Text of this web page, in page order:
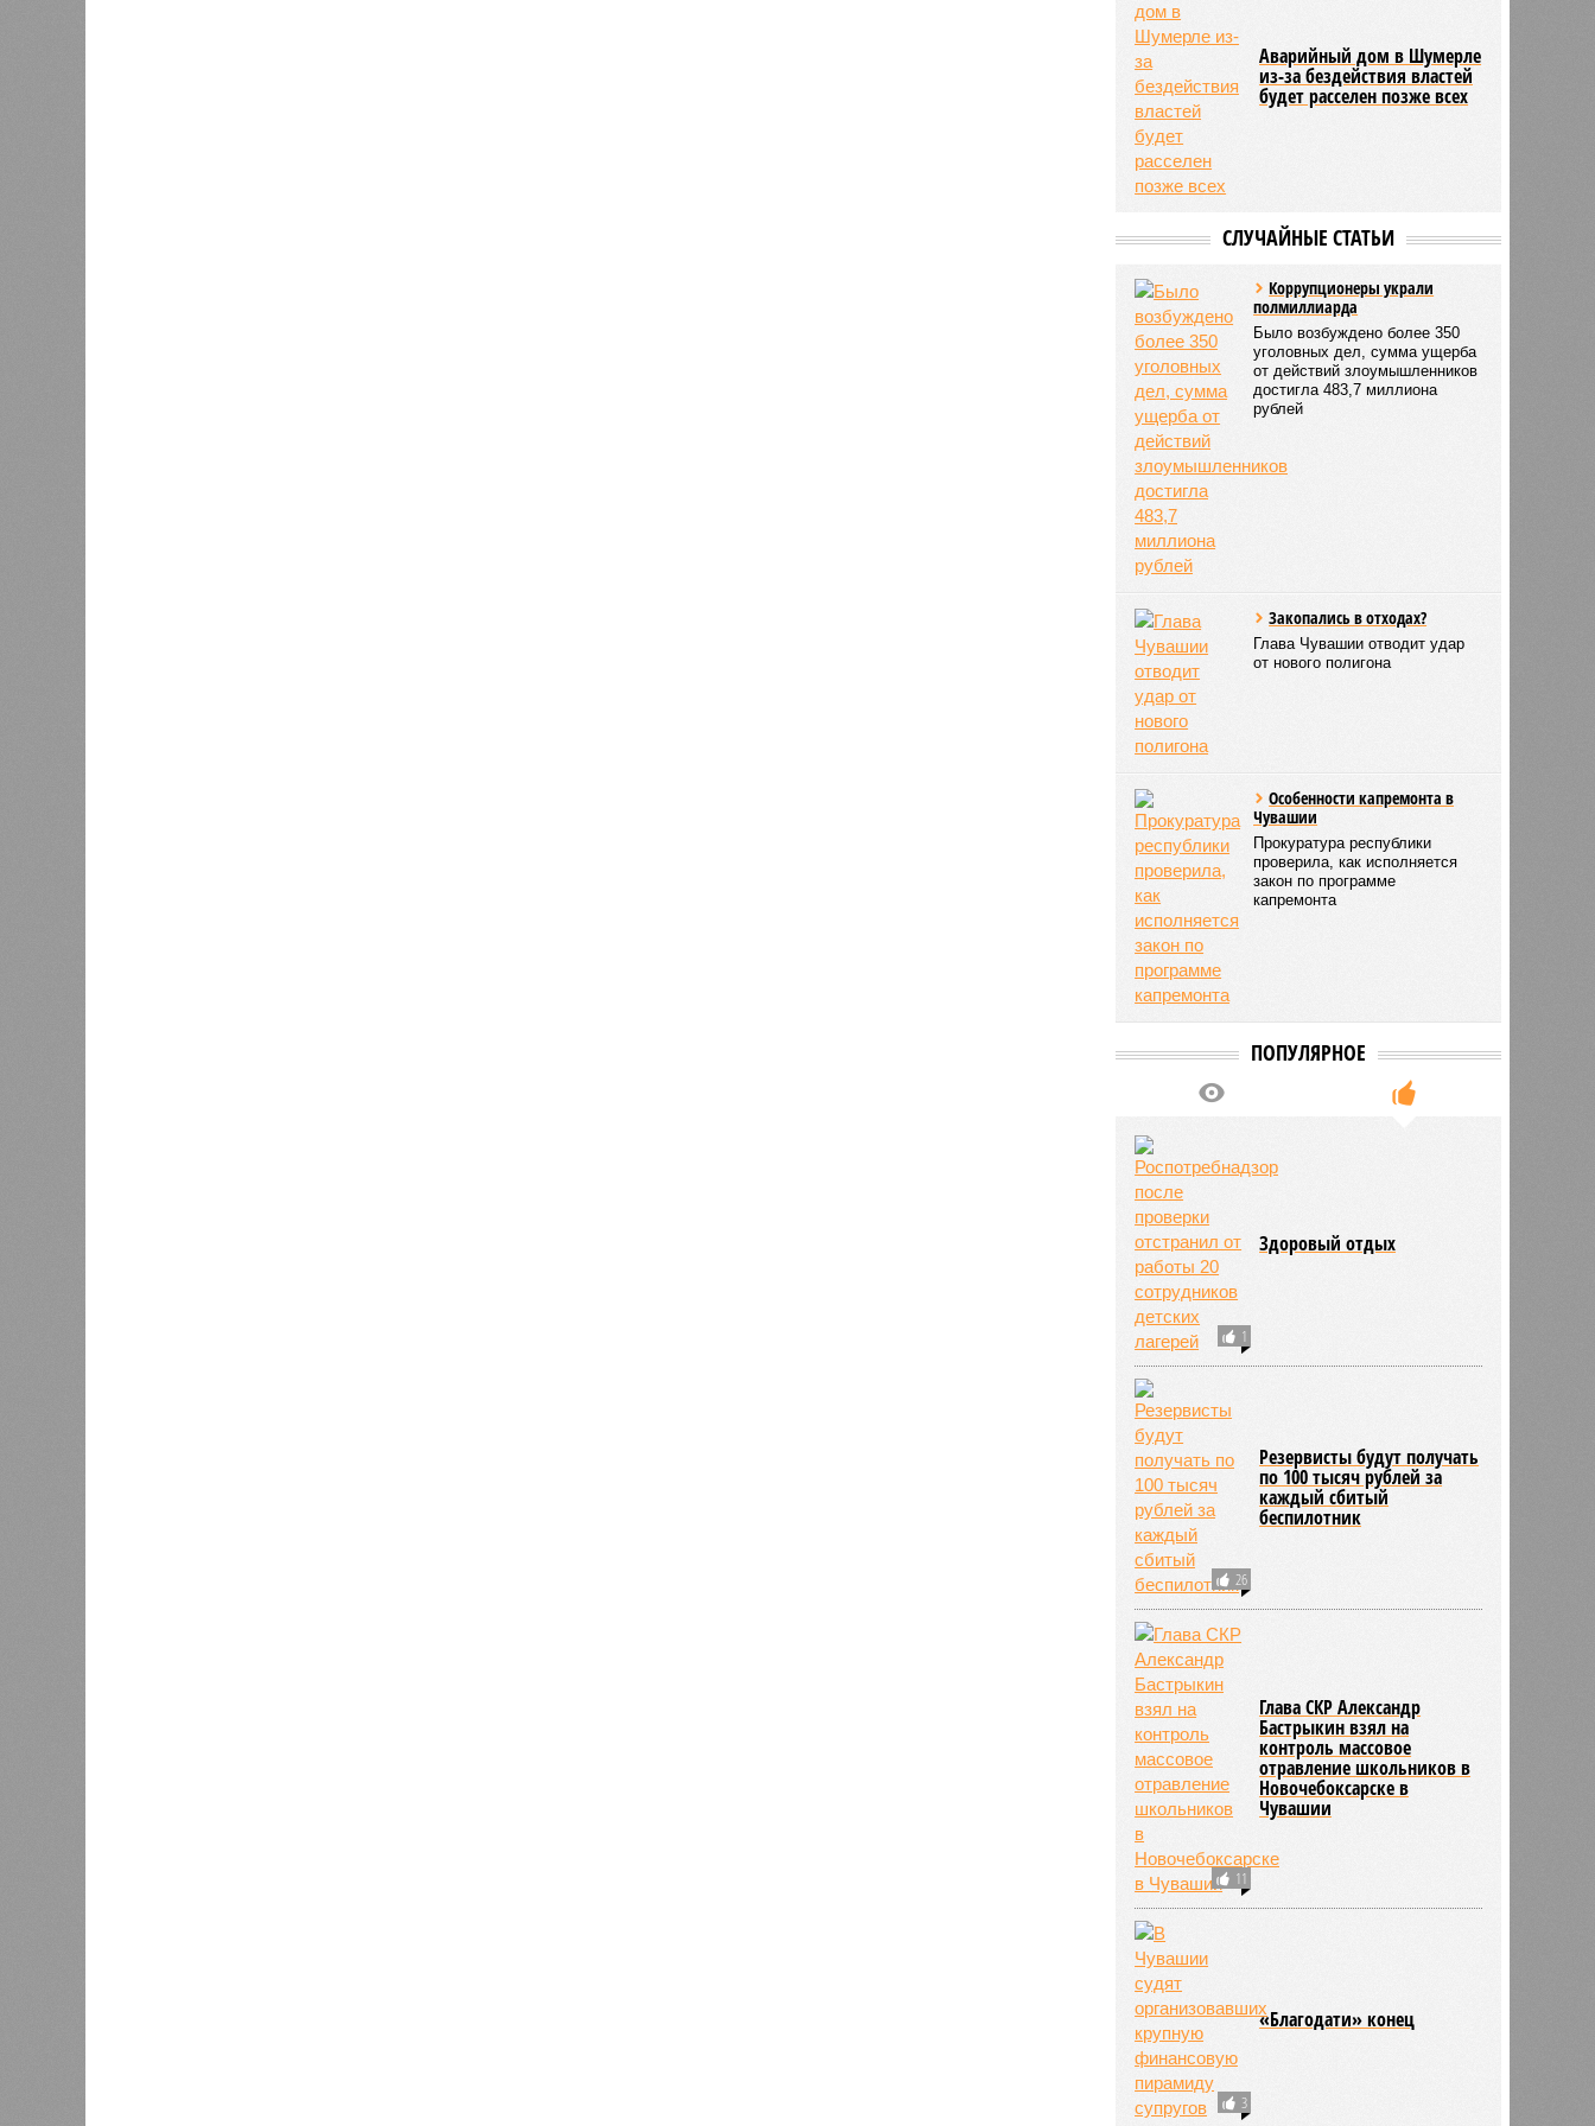
Аварийный дом в Шумерле
из-за бездействия властей
будет расселен позже всех
СЛУЧАЙНЫЕ СТАТЬИ
Коррупционеры украли
полмиллиарда
Было возбуждено более 350
уголовных дел, сумма ущерба
от действий злоумышленников
достигла 483,7 миллиона
рублей
Закопались в отходах?
Глава Чувашии отводит удар
от нового полигона
Особенности капремонта в
Чувашии
Прокуратура республики
проверила, как исполняется
закон по программе
капремонта
ПОПУЛЯРНОЕ
1
Здоровый отдых
26
Резервисты будут получать
по 100 тысяч рублей за
каждый сбитый
беспилотник
11
Глава СКР Александр
Бастрыкин взял на
контроль массовое
отравление школьников в
Новочебоксарске в
Чувашии
3
«Благодати» конец